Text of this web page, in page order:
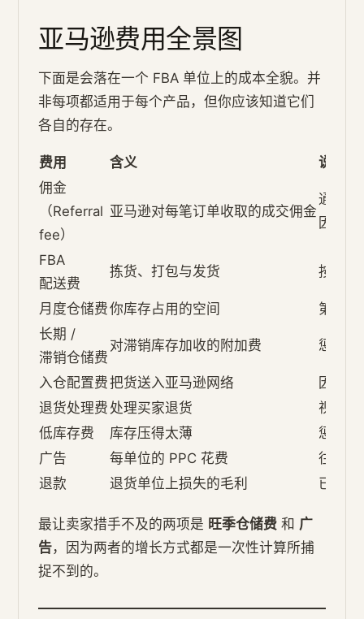
亚马逊费用全景图
下面是会落在一个 FBA 单位上的成本全貌。并
非每项都适用于每个产品，但你应该知道它们
各自的存在。
费用 含义
说明
佣金
（Referral
fee）
亚马逊对每笔订单收取的成交佣金
通常是
因品类
FBA
配送费
拣货、打包与发货 按尺寸
月度仓储费你库存占用的空间
第四
长期 /
滞销仓储费
对滞销库存加收的附加费 惩罚
入仓配置费把货送入亚马逊网络
因你
退货处理费 处理买家退货
视品类
低库存费
库存压得太薄
惩罚
广告
每单位的 PPC 花费
往往是
退款
退货单位上损失的毛利 已扣
最让卖家措手不及的两项是 旺季仓储费 和 广
告，因为两者的增长方式都是一次性计算所捕
捉不到的。